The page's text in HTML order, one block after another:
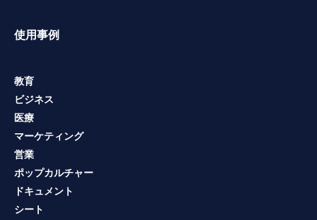
使用事例
教育
ビジネス
医療
マーケティング
営業
ポップカルチャー
ドキュメント
シート